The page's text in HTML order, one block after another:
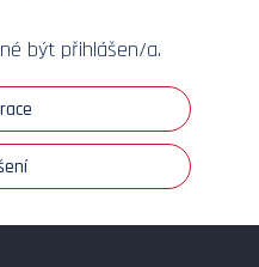
být přihlášen/a.